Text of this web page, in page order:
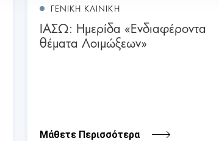
ΓΕΝΙΚΗ ΚΛΙΝΙΚΗ
ΙΑΣΩ: Ημερίδα «Ενδιαφέροντα
θέματα Λοιμώξεων»
Μάθετε Περισσότερα